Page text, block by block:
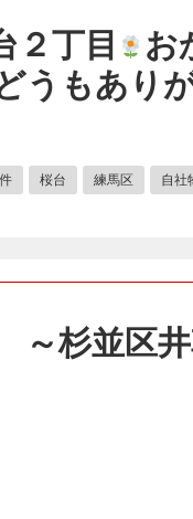
２丁目
お
うもあり
桜台 練馬区 自社
～杉並区